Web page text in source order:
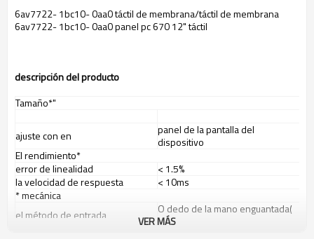
6av7722- 1bc10- 0aa0 táctil de membrana/táctil de membrana
6av7722- 1bc10- 0aa0 panel pc 670 12" táctil
descripción del producto
Tamaño*"
ajuste con en
panel de la pantalla del
dispositivo
El rendimiento*
error de linealidad
< 1.5%
la velocidad de respuesta
< 10ms
* mecánica
el método de entrada
O dedo de la mano enguantada(
de goma, tela o de cuero)
VER MÁS